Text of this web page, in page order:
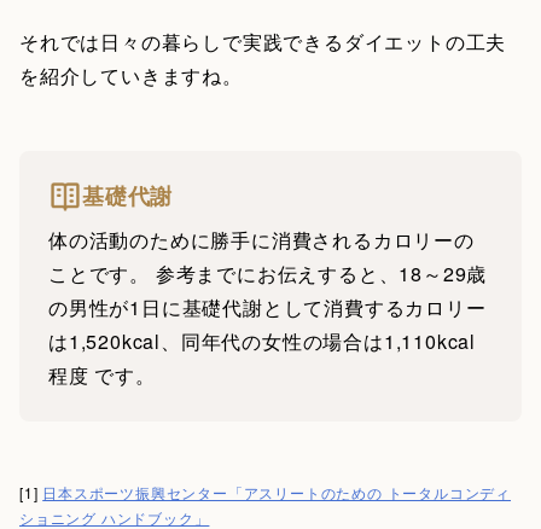
それでは日々の暮らしで実践できるダイエットの工夫
を紹介していきますね。
基礎代謝
体の活動のために勝手に消費されるカロリーの
ことです。 参考までにお伝えすると、18～29歳
の男性が1日に基礎代謝として消費するカロリー
は1,520kcal、同年代の女性の場合は1,110kcal
程度 です。
[1] 日本スポーツ振興センター「アスリートのための トータルコンディ
ショニング ハンドブック」